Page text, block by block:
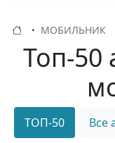
МОБИЛЬНИК
Топ-50
ТОП-50 Все